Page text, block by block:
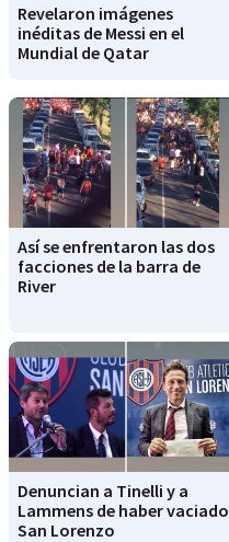
Revelaron imágenes
inéditas de Messi en el
Mundial de Qatar
Así se enfrentaron las dos
facciones de la barra de
River
Denuncian a Tinelli y a
Lammens de haber vaciado
San Lorenzo